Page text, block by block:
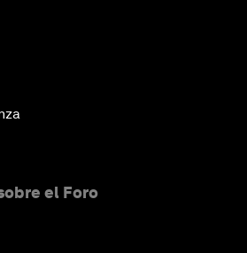
on Artificial Intelligence
with Papi Jiang
Jellyfish to the Next-
el Foro